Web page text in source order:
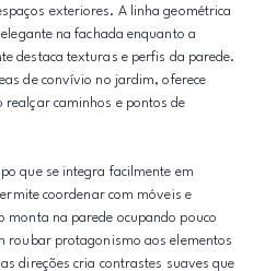
exteriores. A linha geométrica
na fachada enquanto a
destaca texturas e perfis da parede.
de convívio no jardim, oferece
realçar caminhos e pontos de
que se integra facilmente em
coordenar com móveis e
monta na parede ocupando pouco
roubar protagonismo aos elementos
direções cria contrastes suaves que